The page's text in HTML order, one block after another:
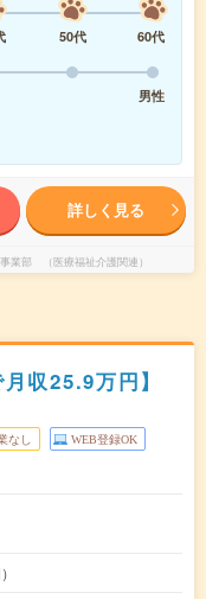
50代
60代
男性
詳しく見る
業部 （医療福祉介護関連）
収25.9万円】
なし WEB登録OK